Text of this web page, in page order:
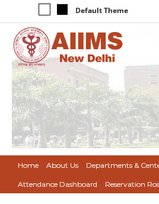
Default Theme
Home About Us Departments &
Attendance Dashboard Reservation